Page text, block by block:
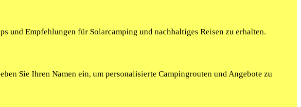
und Empfehlungen für Solarcamping und nachhaltiges Reisen zu erhalten.
Sie Ihren Namen ein, um personalisierte Campingrouten und Angebote zu